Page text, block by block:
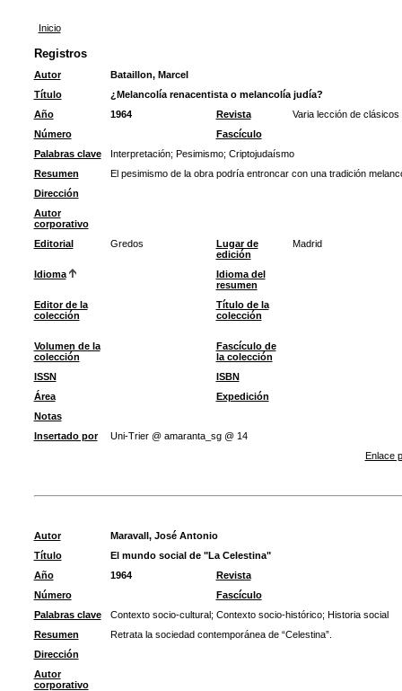
Inicio
Registros
Autor
Bataillon, Marcel
Título
¿Melancolía renacentista o melancolía judía?
Año
1964 Revista
Varia lección de clásicos
Número
Fascículo
Palabras clave
Interpretación; Pesimismo; Criptojudaísmo
Resumen
El pesimismo de la obra podría entroncar con una tradición
Dirección
Autor
corporativo
Editorial
Gredos
Lugar de
edición
Madrid
Idioma
Idioma del
resumen
Editor de la
colección
Título de la
colección
Volumen de la
colección
Fascículo de
la colección
ISSN
ISBN
Área
Expedición
Notas
Insertado por
Uni-Trier @ amaranta_sg @ 14
Enlace
Autor
Maravall, José Antonio
Título
El mundo social de "La Celestina"
Año
1964
Revista
Número
Fascículo
Palabras clave
Contexto socio-cultural; Contexto socio-histórico; Historia social
Resumen
Retrata la sociedad contemporánea de “Celestina”.
Dirección
Autor
corporativo